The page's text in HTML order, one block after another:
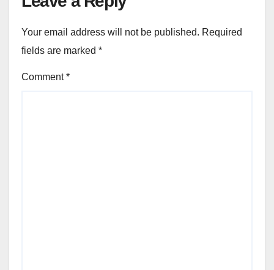
Your email address will not be published. Required
fields are marked *
Comment*